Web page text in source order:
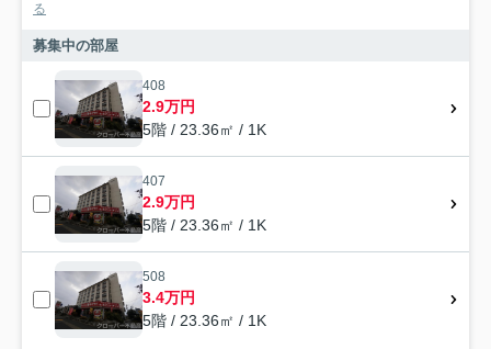
る
募集中の部屋
408
2.9万円
5階 / 23.36㎡ / 1K
407
2.9万円
5階 / 23.36㎡ / 1K
508
3.4万円
5階 / 23.36㎡ / 1K